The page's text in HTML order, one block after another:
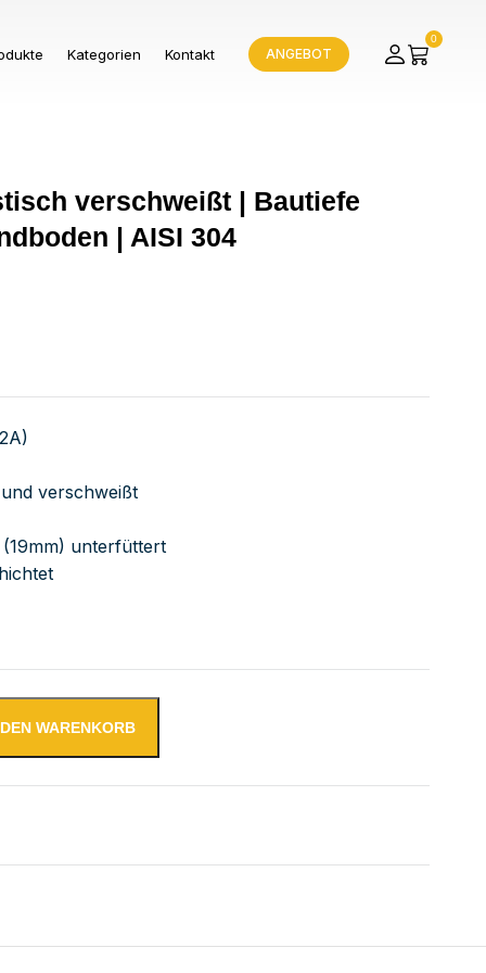
Kategorien Kontakt ANGEBOT
0
verschweißt | Bautiefe
| AISI 304
verschweißt
unterfüttert
verschweißt | Bautiefe 600mm | mit Grundboden |
WARENKORB